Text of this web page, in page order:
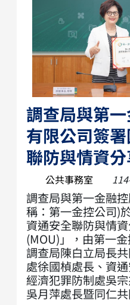
調查局與第
有限公司簽
聯防與情資
公共事務室
調查局與第一金融
稱：第一金控公司)
資通安全聯防與情
(MOU)」，由第一
調查局陳白立局長
處徐國楨處長、資
經濟犯罪防制處吳
吳月萍處長暨同仁